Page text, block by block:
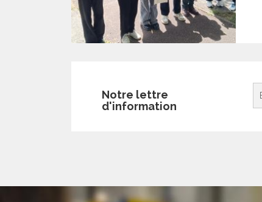
Notre lettre
d'information